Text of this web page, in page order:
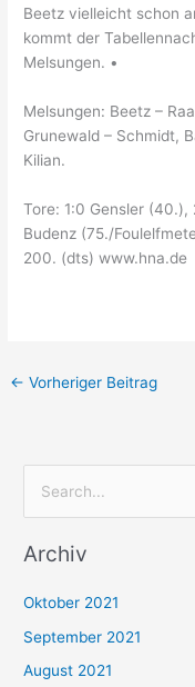
Beetz vielleicht schon
kommt der
Melsungen. •
Melsungen: Beetz –
Grunewald – Schmidt,
Kilian.
Tore: 1:0 Gensler
Budenz (75./
200. (dts) www.hna.de
← Vorheriger Beitrag
c
n
n
Archiv
Oktober 2021
September 2021
August 2021